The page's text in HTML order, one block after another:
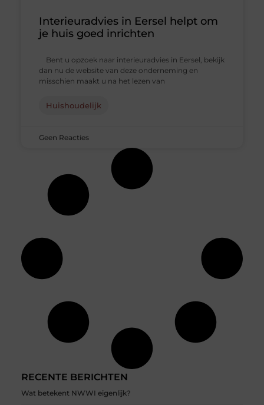
RECENTE BERICHTEN
Wat betekent NWWI eigenlijk?
Interieuradvies in Eersel helpt om
je huis goed inrichten
Bent u opzoek naar interieuradvies in Eersel, bekijk
dan nu de website van deze onderneming en
misschien maakt u na het lezen van
Huishoudelijk
Geen Reacties